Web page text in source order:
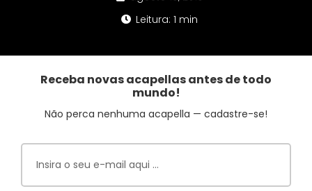
Leitura: 1 min
Receba novas acapellas antes de todo
mundo!
Não perca nenhuma acapella — cadastre-se!